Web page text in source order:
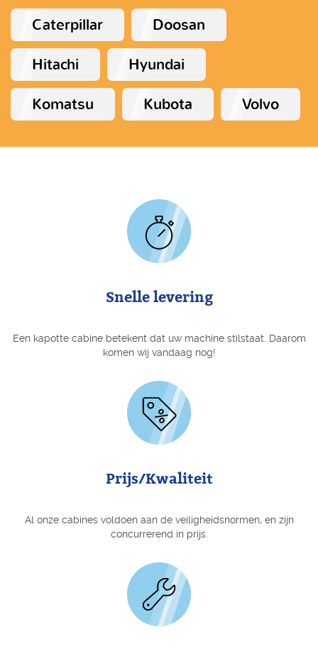
Caterpillar
Doosan
Hitachi
Hyundai
Komatsu
Kubota Volvo
Snelle levering
Een kapotte cabine betekent dat uw machine stilstaat. Daarom
komen wij vandaag nog!
Prijs/Kwaliteit
Al onze cabines voldoen aan de veiligheidsnormen, en zijn
concurrerend in prijs.